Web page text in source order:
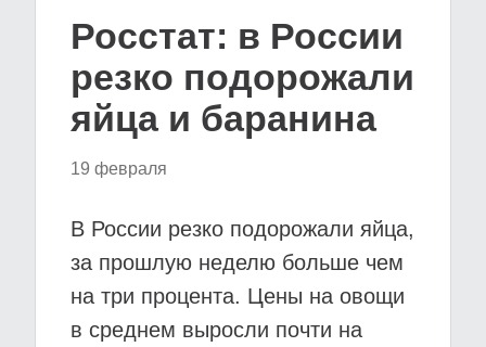
Росстат: в России
резко подорожали
яйца и баранина
19 февраля
В России резко подорожали яйца,
за прошлую неделю больше чем
на три процента. Цены на овощи
в среднем выросли почти на